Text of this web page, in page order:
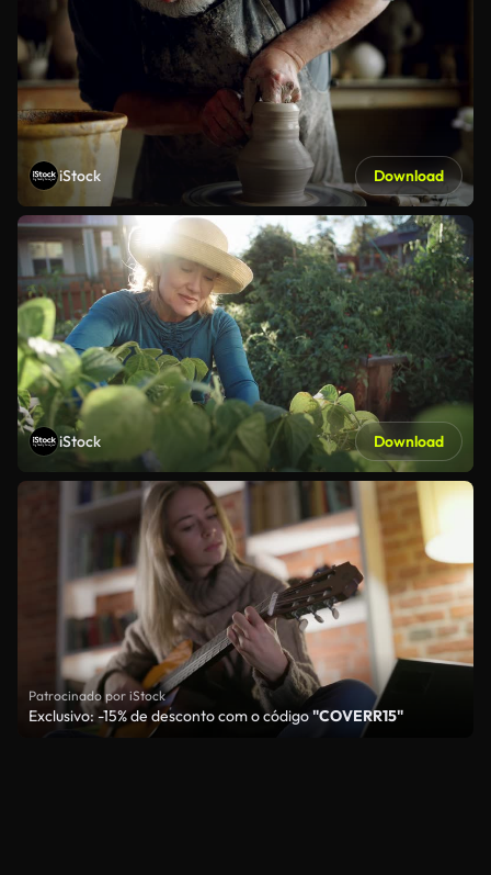
iStock Download
iStock Download
Patrocinado por iStock
Exclusivo: -15% de desconto com o código"COVERR15"